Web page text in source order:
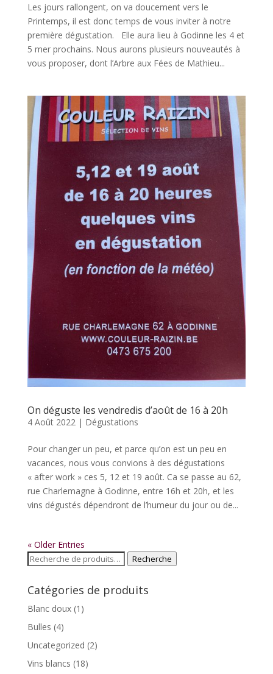
Les jours rallongent, on va doucement vers le
Printemps, il est donc temps de vous inviter à notre
première dégustation. Elle aura lieu à Godinne les 4 et
5 mer prochains. Nous aurons plusieurs nouveautés à
vous proposer, dont l’Arbre aux Fées de Mathieu...
On déguste les vendredis d’août de 16 à 20h
4 Août 2022 | Dégustations
Pour changer un peu, et parce qu’on est un peu en
vacances, nous vous convions à des dégustations
« after work » ces 5, 12 et 19 août. Ca se passe au 62,
rue Charlemagne à Godinne, entre 16h et 20h, et les
vins dégustés dépendront de l’humeur du jour ou de...
« Older Entries
Recherche
Recherche
Catégories de produits
Blanc doux (1)
Bulles (4)
Uncategorized (2)
Vins blancs (18)